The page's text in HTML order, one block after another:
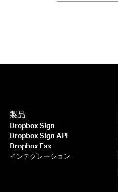
製品
Dropbox Sign
Dropbox Sign API
Dropbox Fax
インテグレーション